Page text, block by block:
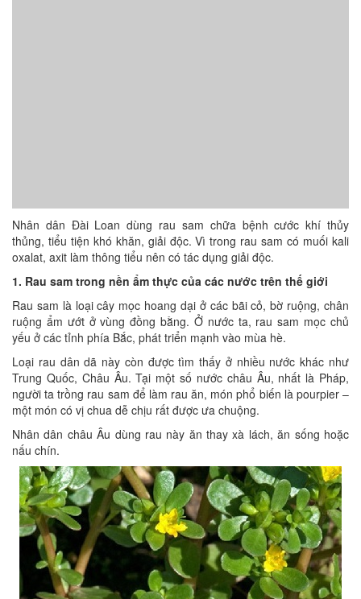
Nhân dân Đài Loan dùng rau sam chữa bệnh cước khí thủy
thủng, tiểu tiện khó khăn, giải độc. Vì trong rau sam có muối kali
oxalat, axit làm thông tiểu nên có tác dụng giải độc.
1. Rau sam trong nền ẩm thực của các nước trên thế giới
Rau sam là loại cây mọc hoang dại ở các bãi cỏ, bờ ruộng, chân
ruộng ẩm ướt ở vùng đồng bằng. Ở nước ta, rau sam mọc chủ
yếu ở các tỉnh phía Bắc, phát triển mạnh vào mùa hè.
Loại rau dân dã này còn được tìm thấy ở nhiều nước khác như
Trung Quốc, Châu Âu. Tại một số nước châu Âu, nhất là Pháp,
người ta trồng rau sam để làm rau ăn, món phổ biến là pourpier –
một món có vị chua dễ chịu rất được ưa chuộng.
Nhân dân châu Âu dùng rau này ăn thay xà lách, ăn sống hoặc
nấu chín.